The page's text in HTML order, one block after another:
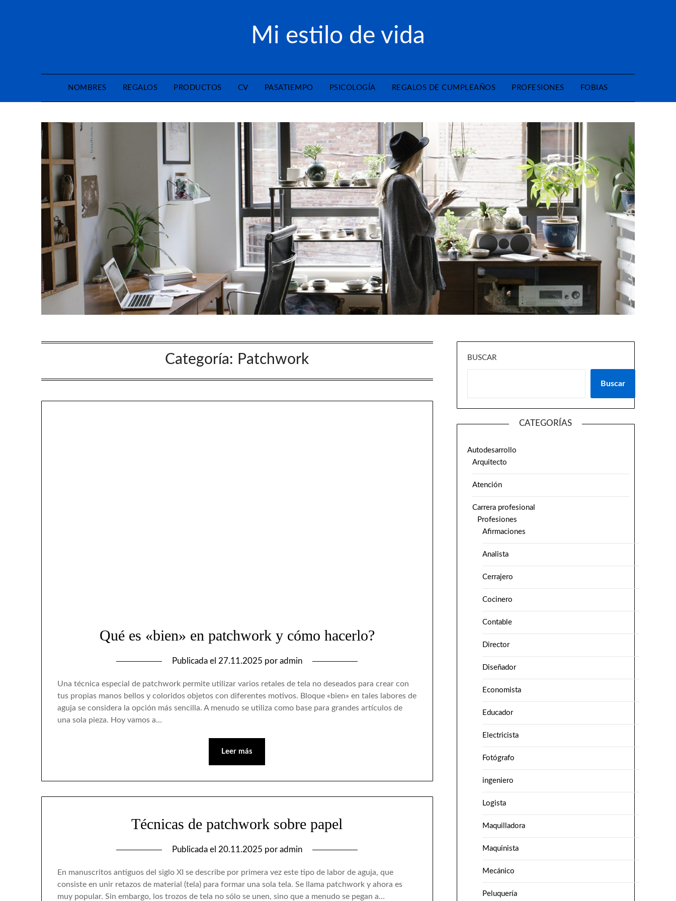
Mi estilo de vida
NOMBRES REGALOS PRODUCTOS CV PASATIEMPO PSICOLOGÍA REGALOS DE CUMPLEAÑOS PROFESIONES FOBIAS
Categoría: Patchwork
Qué es «bien» en patchwork y cómo hacerlo?
Publicada el 27.11.2025 por admin
Una técnica especial de patchwork permite utilizar varios retales de tela no deseados para crear con
tus propias manos bellos y coloridos objetos con diferentes motivos. Bloque «bien» en tales labores de
aguja se considera la opción más sencilla. A menudo se utiliza como base para grandes artículos de
una sola pieza. Hoy vamos a…
Leer más
Técnicas de patchwork sobre papel
Publicada el 20.11.2025 por admin
En manuscritos antiguos del siglo XI se describe por primera vez este tipo de labor de aguja, que
consiste en unir retazos de material (tela) para formar una sola tela. Se llama patchwork y ahora es
muy popular. Sin embargo, los trozos de tela no sólo se unen, sino que a menudo se pegan a…
BUSCAR
Buscar
CATEGORÍAS
Autodesarrollo
Arquitecto
Atención
Carrera profesional
Profesiones
Afirmaciones
Analista
Cerrajero
Cocinero
Contable
Director
Diseñador
Economista
Educador
Electricista
Fotógrafo
ingeniero
Logista
Maquilladora
Maquinista
Mecánico
Peluquería